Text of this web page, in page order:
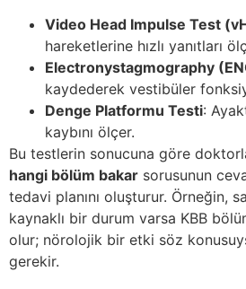
Video Head Impulse Test
hareketlerine hızlı yanıtları
Electronystagmography
kaydederek vestibüler
Denge Platformu Testi:
kaybını ölçer.
Bu testlerin sonucuna göre
hangi bölüm bakar sorusunun
tedavi planını oluşturur. Örneğin,
kaynaklı bir durum varsa KBB
olur; nörolojik bir etki söz
gerekir.